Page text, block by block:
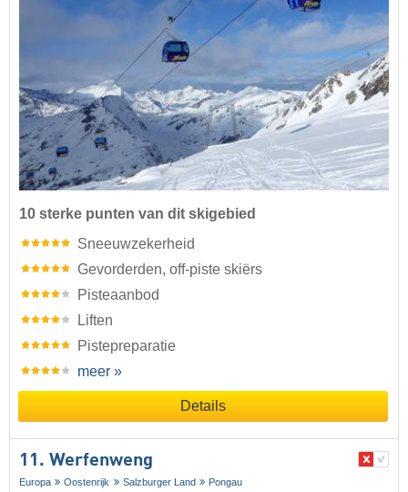
10 sterke punten van dit skigebied
Sneeuwzekerheid
Gevorderden, off-piste skiërs
Pisteaanbod
Liften
Pistepreparatie
meer »
Details
11. Werfenweng
Europa Oostenrijk Salzburger Land Pongau